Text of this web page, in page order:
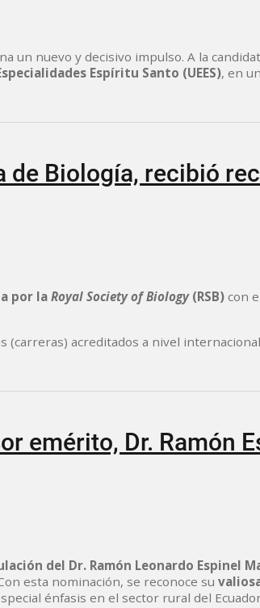
un nuevo y decisivo impulso. A la
Espíritu Santo (UEES), en
de Biología, recibió
por la Royal Society of Biology(RSB) con
acreditados a nivel
emérito, Dr. Ramón
del Dr. Ramón Leonardo Espinel
esta nominación, se reconoce su
énfasis en el sector rural del